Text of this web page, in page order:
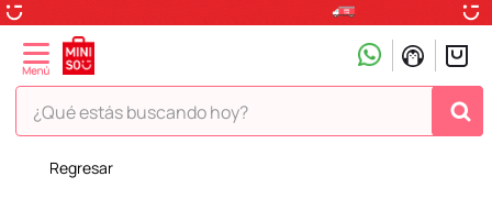
¿Qué estás buscando hoy?
Regresar
TÉRMINOS MÁS BUSCADOS